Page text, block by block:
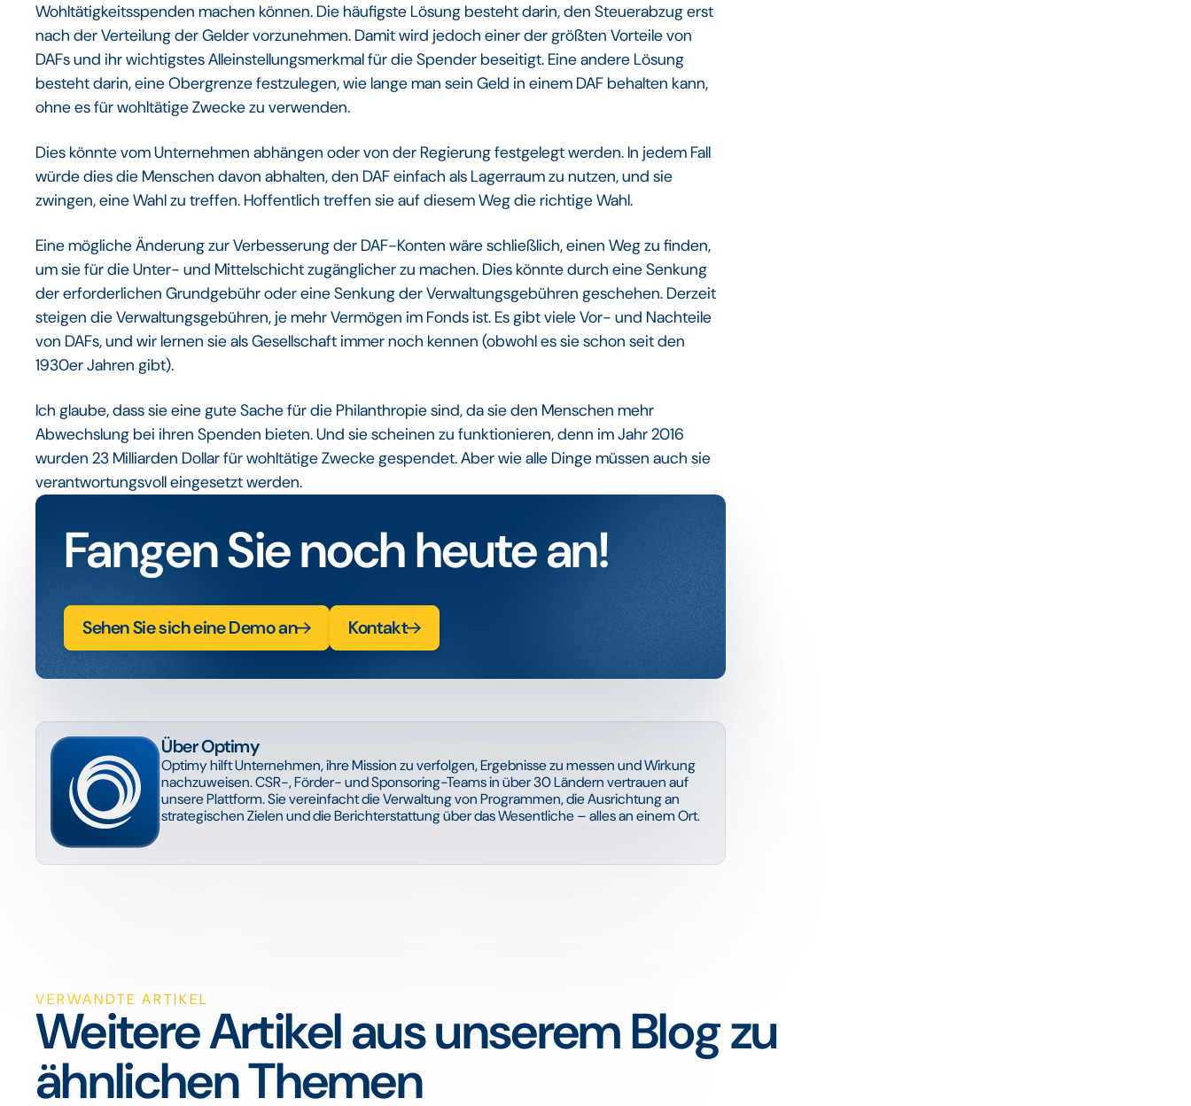
Wohltätigkeitsspenden machen können. Die häufigste Lösung besteht darin, den Steuerabzug erst
nach der Verteilung der Gelder vorzunehmen. Damit wird jedoch einer der größten Vorteile von
DAFs und ihr wichtigstes Alleinstellungsmerkmal für die Spender beseitigt. Eine andere Lösung
besteht darin, eine Obergrenze festzulegen, wie lange man sein Geld in einem DAF behalten kann,
ohne es für wohltätige Zwecke zu verwenden.
Dies könnte vom Unternehmen abhängen oder von der Regierung festgelegt werden. In jedem Fall
würde dies die Menschen davon abhalten, den DAF einfach als Lagerraum zu nutzen, und sie
zwingen, eine Wahl zu treffen. Hoffentlich treffen sie auf diesem Weg die richtige Wahl.
Eine mögliche Änderung zur Verbesserung der DAF-Konten wäre schließlich, einen Weg zu finden,
um sie für die Unter- und Mittelschicht zugänglicher zu machen. Dies könnte durch eine Senkung
der erforderlichen Grundgebühr oder eine Senkung der Verwaltungsgebühren geschehen. Derzeit
steigen die Verwaltungsgebühren, je mehr Vermögen im Fonds ist. Es gibt viele Vor- und Nachteile
von DAFs, und wir lernen sie als Gesellschaft immer noch kennen (obwohl es sie schon seit den
1930er Jahren gibt).
Ich glaube, dass sie eine gute Sache für die Philanthropie sind, da sie den Menschen mehr
Abwechslung bei ihren Spenden bieten. Und sie scheinen zu funktionieren, denn im Jahr 2016
wurden 23 Milliarden Dollar für wohltätige Zwecke gespendet. Aber wie alle Dinge müssen auch sie
verantwortungsvoll eingesetzt werden.
Fangen Sie noch heute an!
Sehen Sie sich eine Demo an Kontakt
Über Optimy
Optimy hilft Unternehmen, ihre Mission zu verfolgen, Ergebnisse zu messen und Wirkung
nachzuweisen. CSR-, Förder- und Sponsoring-Teams in über 30 Ländern vertrauen auf
unsere Plattform. Sie vereinfacht die Verwaltung von Programmen, die Ausrichtung an
strategischen Zielen und die Berichterstattung über das Wesentliche – alles an einem Ort.
VERWANDTE ARTIKEL
Weitere Artikel aus unserem Blog zu
ähnlichen Themen